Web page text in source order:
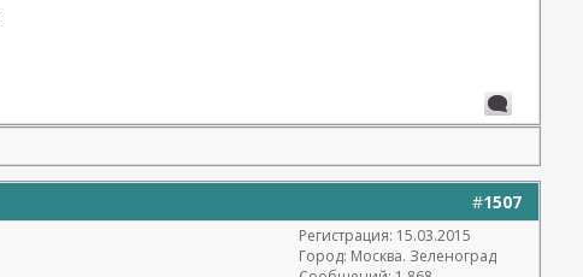
#1507
Регистрация: 15.03.2015
Город: Москва. Зеленоград